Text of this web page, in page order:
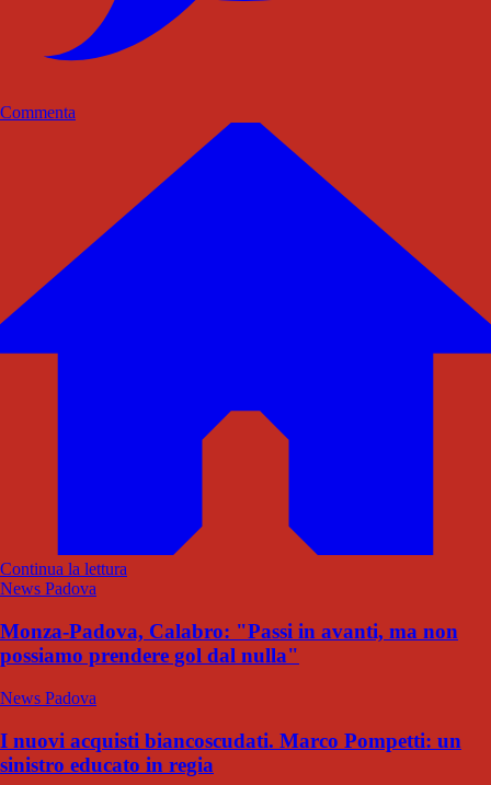
Commenta
Continua la lettura
News Padova
Monza-Padova, Calabro: "Passi in avanti, ma non
possiamo prendere gol dal nulla"
News Padova
I nuovi acquisti biancoscudati. Marco Pompetti: un
sinistro educato in regia